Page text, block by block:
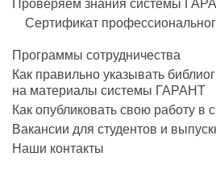
Проверяем знания системы
Сертификат
Программы сотрудничества
Как правильно указывать
на материалы системы ГАРАНТ
Как опубликовать свою работу
Вакансии для студентов и
Наши контакты